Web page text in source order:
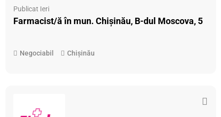
Publicat Ieri
Farmacist/ă în mun. Chișinău, B-dul Moscova, 5
Negociabil Chișinău